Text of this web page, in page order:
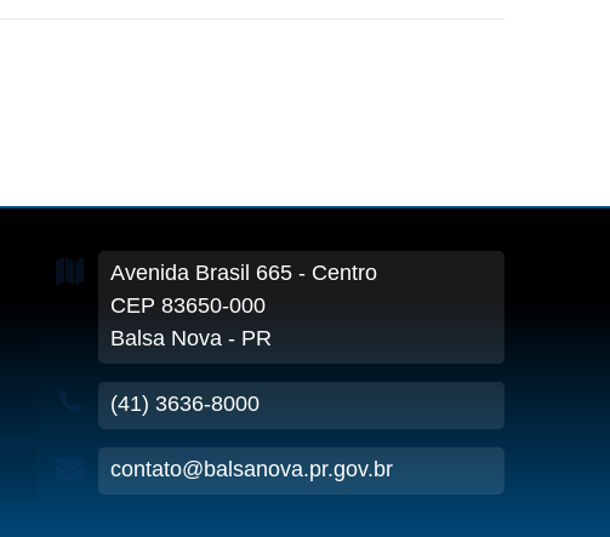
Avenida Brasil 665 - Centro
CEP 83650-000
Balsa Nova - PR
(41) 3636-8000
contato@balsanova.pr.gov.br